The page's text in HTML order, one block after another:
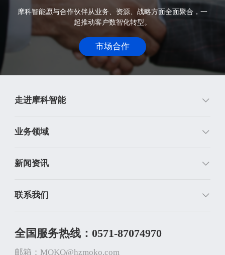
摩科智能愿与合作伙伴从业务、资源、战略方面全面聚合，一
起推动客户数智化转型。
市场合作
走进摩科智能
业务领域
新闻资讯
联系我们
全国服务热线：0571-87074970
邮箱：MOKO@hzmoko.com